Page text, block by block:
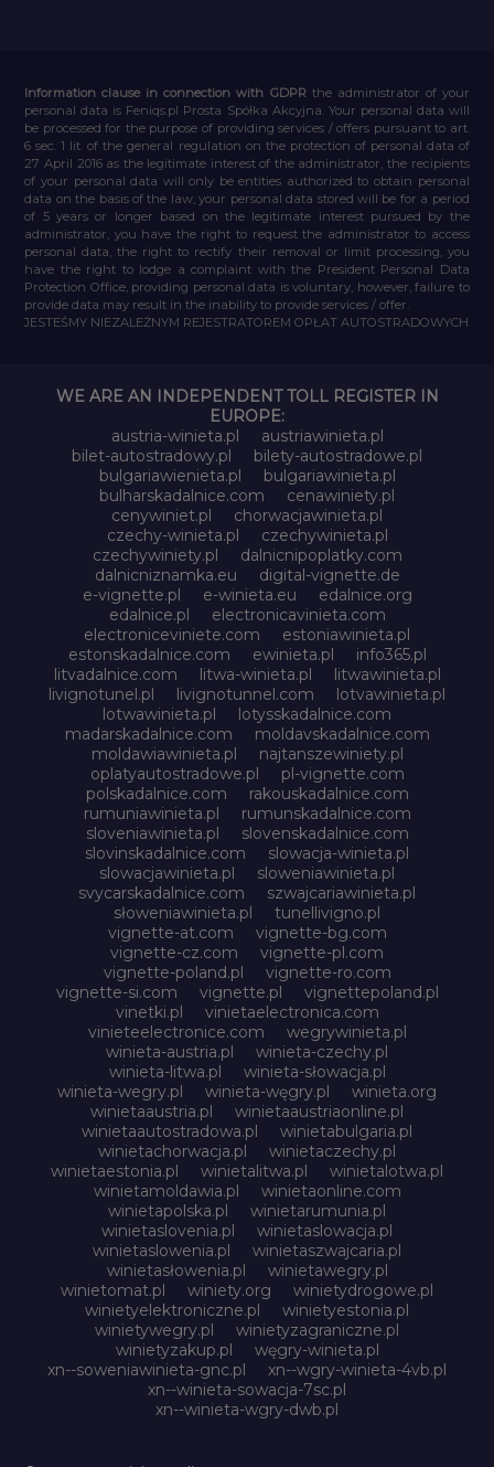
Information clause in connection with GDPR the administrator of your
personal data is Feniqs.pl Prosta Spółka Akcyjna. Your personal data will
be processed for the purpose of providing services / offers pursuant to art.
6 sec. 1 lit. of the general regulation on the protection of personal data of
27 April 2016 as the legitimate interest of the administrator, the recipients
of your personal data will only be entities authorized to obtain personal
data on the basis of the law, your personal data stored will be for a period
of 5 years or longer based on the legitimate interest pursued by the
administrator, you have the right to request the administrator to access
personal data, the right to rectify their removal or limit processing, you
have the right to lodge a complaint with the President Personal Data
Protection Office, providing personal data is voluntary, however, failure to
provide data may result in the inability to provide services / offer.
JESTEŚMY NIEZALEŻNYM REJESTRATOREM OPŁAT AUTOSTRADOWYCH
WE ARE AN INDEPENDENT TOLL REGISTER IN
EUROPE:
austria-winieta.pl
austriawinieta.pl
bilet-autostradowy.pl
bilety-autostradowe.pl
bulgariawienieta.pl
bulgariawinieta.pl
bulharskadalnice.com
cenawiniety.pl
cenywiniet.pl
chorwacjawinieta.pl
czechy-winieta.pl
czechywinieta.pl
czechywiniety.pl
dalnicnipoplatky.com
dalnicniznamka.eu
digital-vignette.de
e-vignette.pl
e-winieta.eu
edalnice.org
edalnice.pl
electronicavinieta.com
electroniceviniete.com
estoniawinieta.pl
estonskadalnice.com
ewinieta.pl
info365.pl
litvadalnice.com
litwa-winieta.pl
litwawinieta.pl
livignotunel.pl
livignotunnel.com
lotvawinieta.pl
lotwawinieta.pl
lotysskadalnice.com
madarskadalnice.com
moldavskadalnice.com
moldawiawinieta.pl
najtanszewiniety.pl
oplatyautostradowe.pl
pl-vignette.com
polskadalnice.com
rakouskadalnice.com
rumuniawinieta.pl
rumunskadalnice.com
sloveniawinieta.pl
slovenskadalnice.com
slovinskadalnice.com
slowacja-winieta.pl
slowacjawinieta.pl
sloweniawinieta.pl
svycarskadalnice.com
szwajcariawinieta.pl
słoweniawinieta.pl
tunellivigno.pl
vignette-at.com
vignette-bg.com
vignette-cz.com
vignette-pl.com
vignette-poland.pl
vignette-ro.com
vignette-si.com
vignette.pl
vignettepoland.pl
vinetki.pl
vinietaelectronica.com
vinieteelectronice.com
wegrywinieta.pl
winieta-austria.pl
winieta-czechy.pl
winieta-litwa.pl
winieta-słowacja.pl
winieta-wegry.pl
winieta-węgry.pl
winieta.org
winietaaustria.pl
winietaaustriaonline.pl
winietaautostradowa.pl
winietabulgaria.pl
winietachorwacja.pl
winietaczechy.pl
winietaestonia.pl
winietalitwa.pl
winietalotwa.pl
winietamoldawia.pl
winietaonline.com
winietapolska.pl
winietarumunia.pl
winietaslovenia.pl
winietaslowacja.pl
winietaslowenia.pl
winietaszwajcaria.pl
winietasłowenia.pl
winietawegry.pl
winietomat.pl
winiety.org
winietydrogowe.pl
winietyelektroniczne.pl
winietyestonia.pl
winietywegry.pl
winietyzagraniczne.pl
winietyzakup.pl
węgry-winieta.pl
xn--soweniawinieta-gnc.pl
xn--wgry-winieta-4vb.pl
xn--winieta-sowacja-7sc.pl
xn--winieta-wgry-dwb.pl